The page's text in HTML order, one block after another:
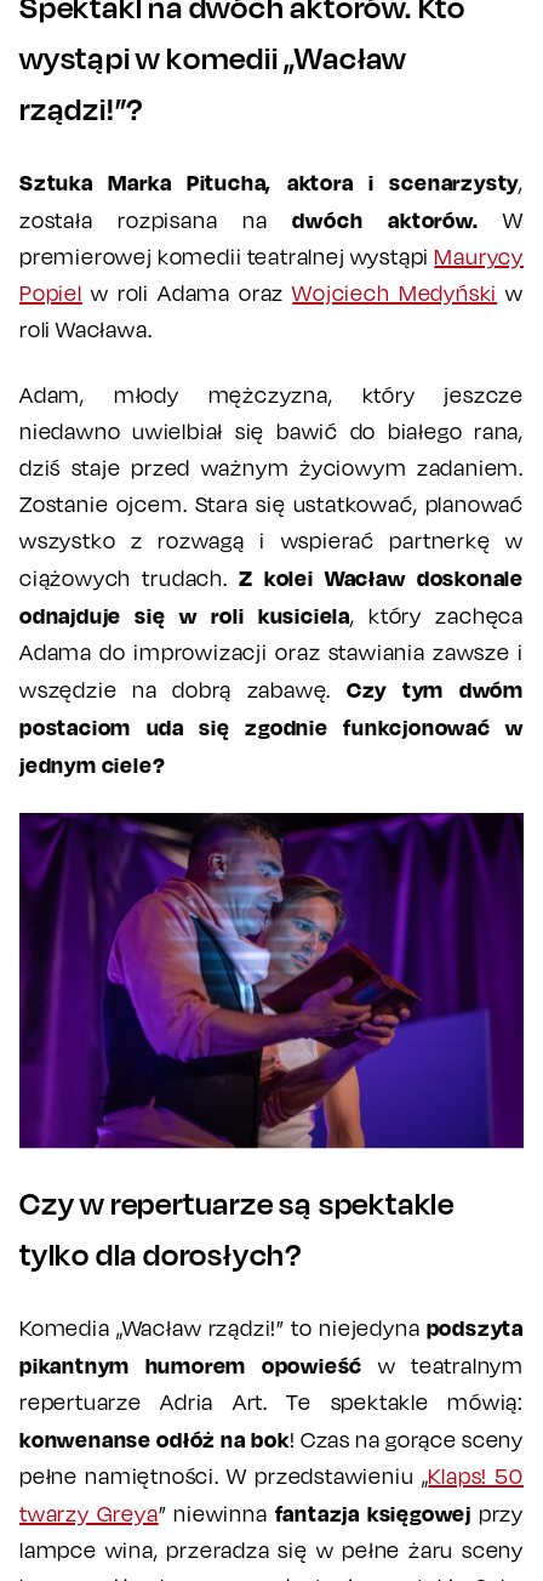
wystąpi w komedii „Wacław
rządzi!”?
Sztuka Marka Pitucha, aktora i scenarzysty,
została rozpisana nadwóch aktorów. W
premierowej komedii teatralnej wystąpi Maurycy
Popiel w roli Adama orazWojciech Medyński w
roli Wacława.
Adam, młody mężczyzna, który jeszcze
niedawno uwielbiał się bawić do białego rana,
dziś staje przed ważnym życiowym zadaniem.
Zostanie ojcem. Stara się ustatkować, planować
wszystko z rozwagą i wspierać partnerkę w
ciążowych trudach. Z kolei Wacław doskonale
odnajduje się w roli kusiciela, który zachęca
Adama do improwizacji oraz stawiania zawsze i
wszędzie na dobrą zabawę. Czy tym dwóm
postaciom uda się zgodnie funkcjonować w
jednym ciele?
Czy w repertuarze są spektakle
tylko dla dorosłych?
Komedia „Wacław rządzi!” to niejedyna podszyta
pikantnym humorem opowieść w teatralnym
repertuarze Adria Art. Te spektakle mówią:
konwenanse odłóż na bok! Czas na gorące sceny
pełne namiętności. W przedstawieniu „Klaps! 50
twarzy Greya” niewinna fantazja księgowej przy
lampce wina, przeradza się w pełne żaru sceny